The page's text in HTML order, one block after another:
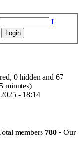
I
0 hidden and 67
minutes)
- 18:14
members 780 • Our